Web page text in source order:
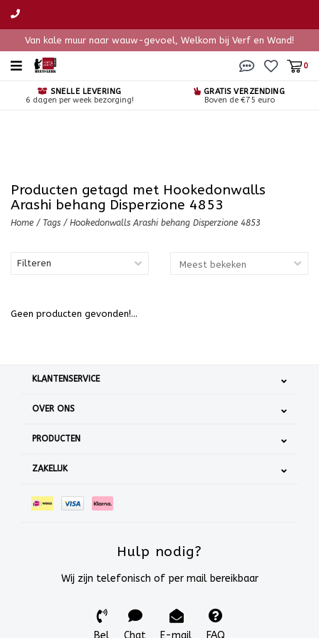
Van kale muur naar wauw-gevoel, Welkom bij Verf en Wand!
0
SNELLE LEVERING
6 dagen per week bezorging!
GRATIS VERZENDING
Boven de €75 euro
Producten getagd met Hookedonwalls
Arashi behang Disperzione 4853
Home / Tags / Hookedonwalls Arashi behang Disperzione 4853
Filteren
Geen producten gevonden!...
KLANTENSERVICE
OVER ONS
PRODUCTEN
ZAKELIJK
Hulp nodig?
Wij zijn telefonisch of per mail bereikbaar
Bel Chat E-mail FAQ